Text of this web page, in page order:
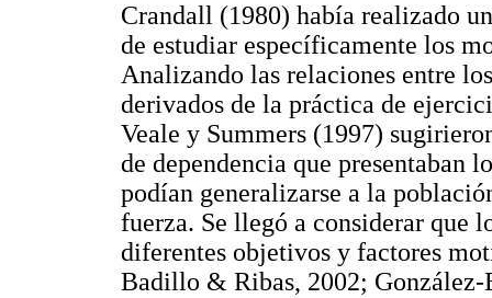
Crandall (1980) había realizado
de estudiar específicamente los
Analizando las relaciones entre
derivados de la práctica de
Veale y Summers (1997)
de dependencia que presentaban
podían generalizarse a la
fuerza. Se llegó a considerar que
diferentes objetivos y factores
Badillo & Ribas, 2002;